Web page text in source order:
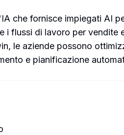
che fornisce impiegati AI
flussi di lavoro per vendite
le aziende possono
e pianificazione